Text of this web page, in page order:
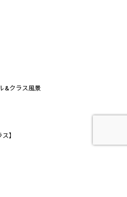
&クラス風景
】